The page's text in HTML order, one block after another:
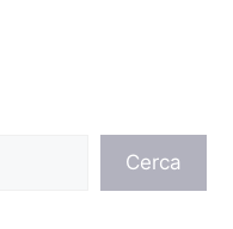
Cerca